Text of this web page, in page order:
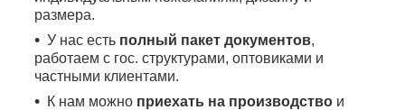
размера.
У нас есть полный пакет документов,
работаем с гос. структурами, оптовиками и
частными клиентами.
К нам можно приехать на производство и